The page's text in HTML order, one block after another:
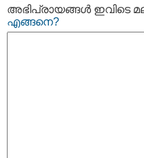
അഭിപ്രായങ്ങള്‍ ഇവിടെ
എങ്ങനെ?